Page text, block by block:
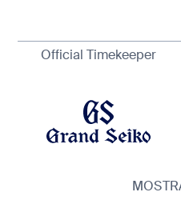
Official Timekeeper